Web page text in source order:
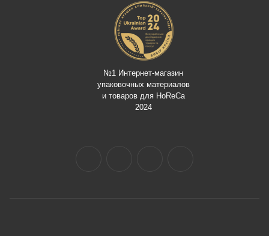
№1 Интернет-магазин
упаковочных материалов
и товаров для HoReCa
2024